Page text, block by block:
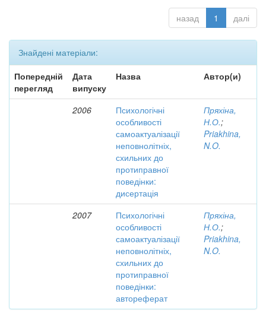
назад 1 далі
Знайдені матеріали:
Попередній
перегляд
Дата
випуску
Назва Автор(и)
2006
Психологічні
особливості
самоактуалізації
неповнолітніх,
схильних до
протиправної
поведінки:
дисертація
Пряхіна,
Н.О.;
Priakhina,
N.O.
2007
Психологічні
особливості
самоактуалізації
неповнолітніх,
схильних до
протиправної
поведінки:
автореферат
Пряхіна,
Н.О.;
Priakhina,
N.O.